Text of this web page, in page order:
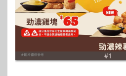
#1